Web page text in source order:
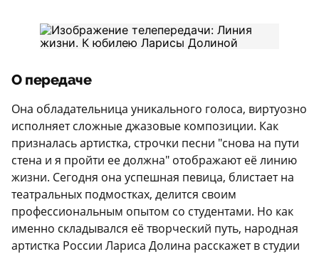
О передаче
Она обладательница уникального голоса, виртуозно
исполняет сложные джазовые композиции. Как
призналась артистка, строчки песни "снова на пути
стена и я пройти ее должна" отображают её линию
жизни. Сегодня она успешная певица, блистает на
театральных подмостках, делится своим
профессиональным опытом со студентами. Но как
именно складывался её творческий путь, народная
артистка России Лариса Долина расскажет в студии